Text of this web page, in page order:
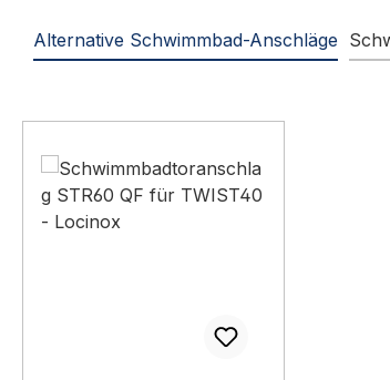
Alternative Schwimmbad-Anschläge